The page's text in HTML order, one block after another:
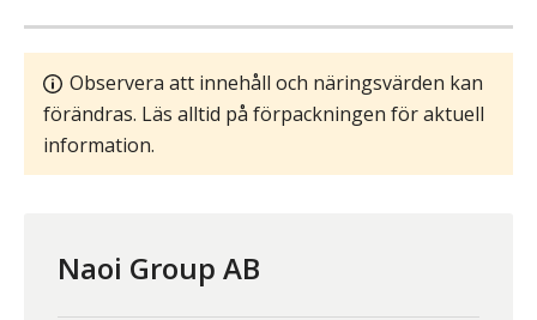
Observera att innehåll och näringsvärden kan
förändras. Läs alltid på förpackningen för aktuell
information.
Naoi Group AB